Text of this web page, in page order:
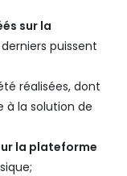
sur la
puissent
réalisées, dont
à la solution de
la plateforme